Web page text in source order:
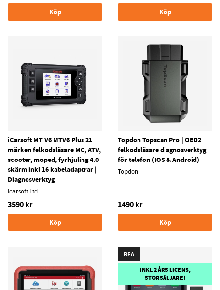
Köp Köp
iCarsoft MT V6 MTV6 Plus 21
märken felkodsläsare MC, ATV,
scooter, moped, fyrhjuling 4.0
skärm inkl 16 kabeladaptrar |
Diagnosverktyg
Icarsoft Ltd
3590 kr
Köp
Topdon Topscan Pro | OBD2
felkodsläsare diagnosverktyg
för telefon (IOS & Android)
Topdon
1490 kr
Köp
REA
INKL 2 ÅRS LICENS,
STORSÄLJARE!